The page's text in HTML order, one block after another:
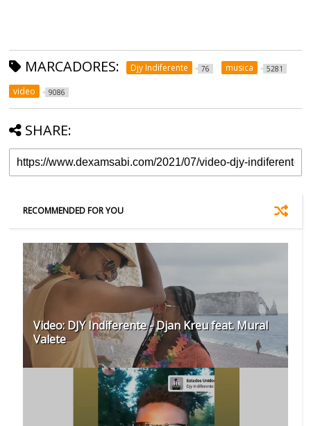
MARCADORES: Djy Indiferente 76 musica 5281
video 9086
SHARE:
RECOMMENDED FOR YOU
Video: DJY Indiferente - Djan Kreu feat. Mural
Valete